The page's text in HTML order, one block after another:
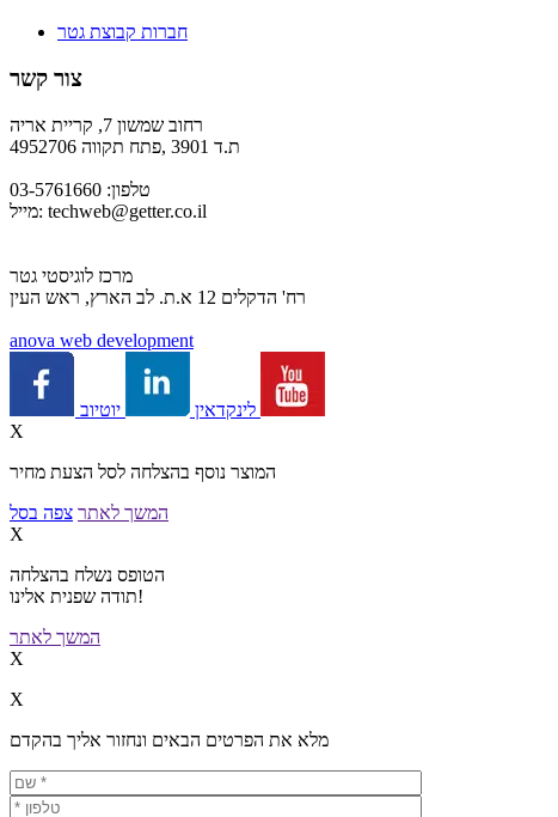
חברות קבוצת גטר
צור קשר
רחוב שמשון 7, קריית אריה
ת.ד 3901 ,פתח תקווה 4952706
טלפון: 03-5761660
מייל: techweb@getter.co.il
מרכז לוגיסטי גטר
רח' הדקלים 12 א.ת. לב הארץ, ראש העין
anova web development
לינקדאין
X
המוצר נוסף בהצלחה לסל הצעת מחיר
המשך לאתר צפה בסל
X
הטופס נשלח בהצלחה
תודה שפנית אלינו!
המשך לאתר
X
X
מלא את הפרטים הבאים ונחזור אליך בהקדם